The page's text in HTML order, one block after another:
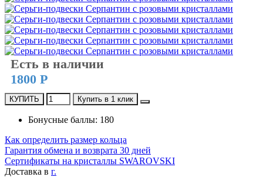
Есть в наличии
1800 Р
КУПИТЬ Купить в 1 клик
Бонусные баллы: 180
Как определить размер кольца
Гарантия обмена и возврата 30 дней
Сертификаты на кристаллы SWAROVSKI
Доставка в г.